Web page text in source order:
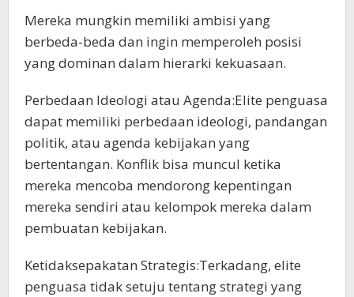
Mereka mungkin memiliki ambisi yang
berbeda-beda dan ingin memperoleh posisi
yang dominan dalam hierarki kekuasaan.
Perbedaan Ideologi atau Agenda:Elite penguasa
dapat memiliki perbedaan ideologi, pandangan
politik, atau agenda kebijakan yang
bertentangan. Konflik bisa muncul ketika
mereka mencoba mendorong kepentingan
mereka sendiri atau kelompok mereka dalam
pembuatan kebijakan.
Ketidaksepakatan Strategis:Terkadang, elite
penguasa tidak setuju tentang strategi yang